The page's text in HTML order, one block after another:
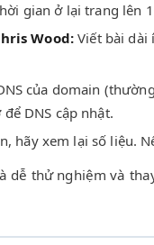
gian ở lại trang lên
Wood: Viết bài dài
của domain
DNS cập nhật.
hãy xem lại số liệu.
dễ thử nghiệm và